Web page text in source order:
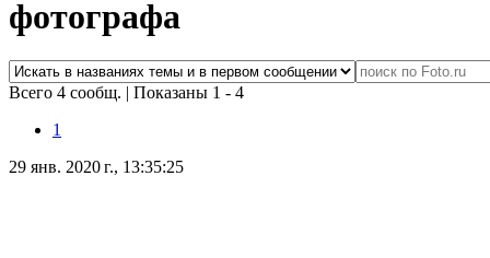
фотографа
Всего 4 сообщ. | Показаны 1 - 4
1
29 янв. 2020 г., 13:35:25